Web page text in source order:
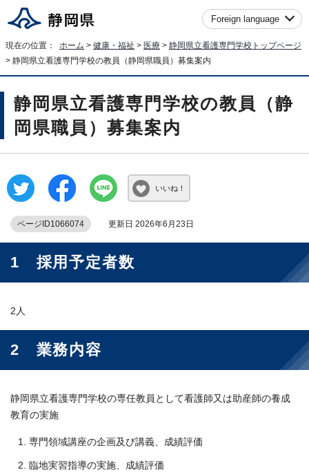
Foreign language
現在の位置： ホーム > 健康・福祉 > 医療 > 静岡県立看護専門学校トップページ
> 静岡県立看護専門学校の教員（静岡県職員）募集案内
静岡県立看護専門学校の教員（静
岡県職員）募集案内
いいね！
ページID1066074 更新日 2026年6月23日
1 採用予定者数
2人
2 業務内容
静岡県立看護専門学校の専任教員として看護師又は助産師の養成
教育の実施
専門領域講座の企画及び講義、成績評価
臨地実習指導の実施、成績評価